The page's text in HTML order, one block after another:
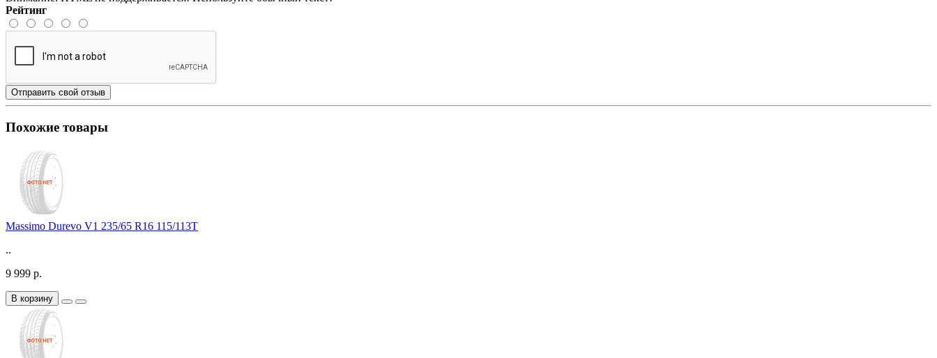
Рейтинг
Отправить свой отзыв
Похожие товары
Massimo Durevo V1 235/65 R16 115/113T
..
9 999 р.
В корзину